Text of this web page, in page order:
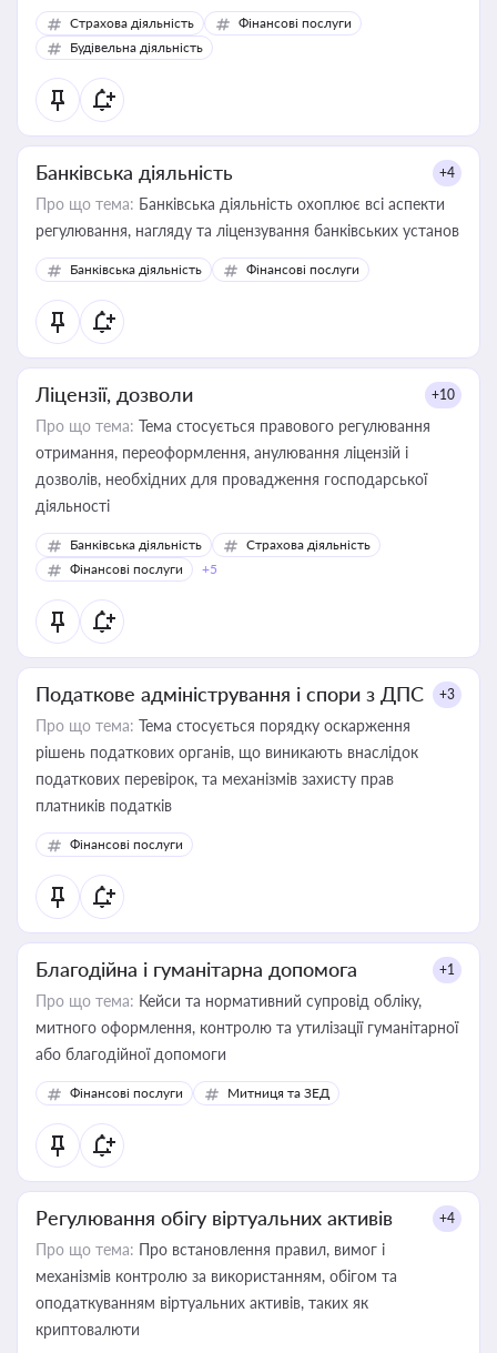
корисне для власника бізнесу, керівника, юриста або
бухгалтера під час оподаткування, приватизації, оренди
державного майна, корпоративних угод і перевірки
статусу суб'єктів оціночної діяльності
Страхова діяльність
Фінансові послуги
Будівельна діяльність
Банківська діяльність +4
Про що тема: Банківська діяльність охоплює всі аспекти
регулювання, нагляду та ліцензування банківських установ
Банківська діяльність Фінансові послуги
Ліцензії, дозволи +10
Про що тема: Тема стосується правового регулювання
отримання, переоформлення, анулювання ліцензій і
дозволів, необхідних для провадження господарської
діяльності
Банківська діяльність
Страхова діяльність
Фінансові послуги
+5
Податкове адміністрування і спори з ДПС +3
Про що тема: Тема стосується порядку оскарження
рішень податкових органів, що виникають внаслідок
податкових перевірок, та механізмів захисту прав
платників податків
Фінансові послуги
Благодійна і гуманітарна допомога +1
Про що тема: Кейси та нормативний супровід обліку,
митного оформлення, контролю та утилізації гуманітарної
або благодійної допомоги
Фінансові послуги Митниця та ЗЕД
Регулювання обігу віртуальних активів +4
Про що тема: Про встановлення правил, вимог і
механізмів контролю за використанням, обігом та
оподаткуванням віртуальних активів, таких як
криптовалюти